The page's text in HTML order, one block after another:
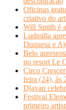
Oficinas
criativo do
Will Smith é
Ludmilla
Duquesa e
Belo
no resort Le
Circo
feira (24), às
Djavan
Festival
primeiro